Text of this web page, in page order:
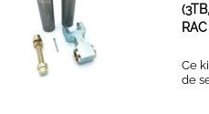
Ce
de